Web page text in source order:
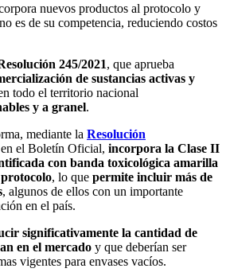
nuevos productos al protocolo y
es de su competencia, reduciendo costos
245/2021, que aprueba
de sustancias activas y
todo el territorio nacional
y a granel.
mediante la Resolución
el Boletín Oficial, incorpora la Clase II
con banda toxicológica amarilla
, lo que permite incluir más de
, algunos de ellos con un importante
en el país.
significativamente la cantidad de
en el mercado y que deberían ser
vigentes para envases vacíos.